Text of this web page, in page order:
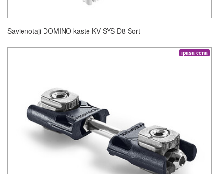
Savienotāji DOMINO kastē KV-SYS D8 Sort
īpaša cena